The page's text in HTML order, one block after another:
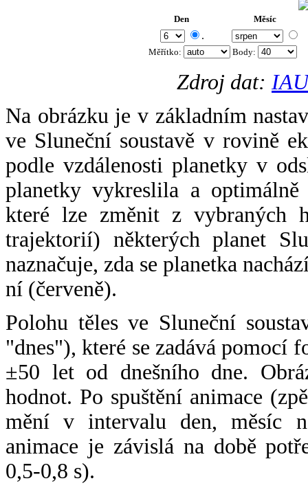
Den Měsíc
.
Měřítko: Body:
Zdroj dat:
Na obrázku je v základním
ve Sluneční soustavě v rovině
podle vzdálenosti planetky v
planetky vykreslila a
které lze změnit z vybraných
trajektorií) některých planet
naznačuje, zda se planetka
ní (červeně).
Polohu těles ve Sluneční
"dnes"), které se zadává pomocí
±50 let od dnešního dne.
hodnot. Po spuštění animace
mění v intervalu den, měsíc
animace je závislá na době
0,5-0,8 s).